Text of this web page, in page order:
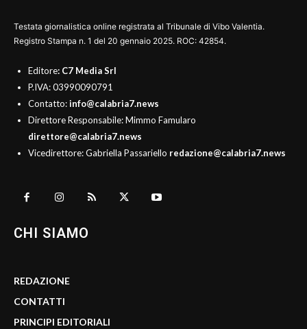
Testata giornalistica online registrata al Tribunale di Vibo Valentia.
Registro Stampa n. 1 del 20 gennaio 2025. ROC: 42854.
Editore: C7 Media Srl
P.IVA: 03990090791
Contatto:info@calabria7.news
Direttore Responsabile: Mimmo Famularo
direttore@calabria7.news
Vicedirettore: Gabriella Passariello redazione@calabria7.news
CHI SIAMO
REDAZIONE
CONTATTI
PRINCIPI EDITORIALI